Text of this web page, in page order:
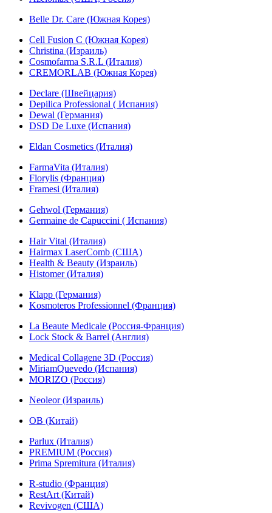
Belle Dr. Care (Южная Корея)
Cell Fusion C (Южная Корея)
Christina (Израиль)
Cosmofarma S.R.L (Италия)
CREMORLAB (Южная Корея)
Declare (Швейцария)
Depilica Professional ( Испания)
Dewal (Германия)
DSD De Luxe (Испания)
Eldan Cosmetics (Италия)
FarmaVita (Италия)
Florylis (Франция)
Framesi (Италия)
Gehwol (Германия)
Germaine de Capuccini ( Испания)
Hair Vital (Италия)
Hairmax LaserComb (США)
Health & Beauty (Израиль)
Histomer (Италия)
Klapp (Германия)
Kosmoteros Professionnel (Франция)
La Beaute Medicale (Россия-Франция)
Lock Stock & Barrel (Англия)
Medical Collagene 3D (Россия)
MiriamQuevedo (Испания)
MORIZO (Россия)
Neoleor (Израиль)
OB (Китай)
Parlux (Италия)
PREMIUM (Россия)
Prima Spremitura (Италия)
R-studio (Франция)
RestArt (Китай)
Revivogen (США)